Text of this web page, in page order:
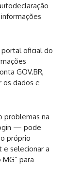
oficial do
GOV.BR,
os dados e
problemas na
— pode
próprio
e selecionar a
para